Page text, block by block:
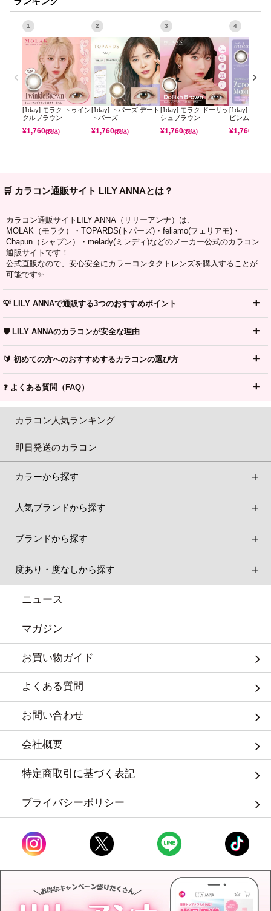
1
[1day] モラク トゥイン
クルブラウン
¥1,760(税込)
2
[1day] トパーズ デート
トパーズ
¥1,760(税込)
3
[1day] モラク ドーリッ
シュブラウン
¥1,760(税込)
4
[1day] ミレデ
ピンムーン
¥1,760
🛒 カラコン通販サイト LILY ANNAとは？
カラコン通販サイトLILY ANNA（リリーアンナ）は、
MOLAK（モラク）・TOPARDS(トパーズ)・feliamo(フェリアモ)・
Chapun（シャプン）・melady(ミレディ)などのメーカー公式のカラコン
通販サイトです！
公式直販なので、安心安全にカラーコンタクトレンズを購入することが
可能です✨
💡 LILY ANNAで通販する3つのおすすめポイント
🛡️ LILY ANNAのカラコンが安全な理由
🔰 初めての方へのおすすめするカラコンの選び方
❓ よくある質問（FAQ）
カラコン人気ランキング
即日発送のカラコン
カラーから探す
人気ブランドから探す
ブランドから探す
度あり・度なしから探す
ニュース
マガジン
お買い物ガイド
よくある質問
お問い合わせ
会社概要
特定商取引に基づく表記
プライバシーポリシー